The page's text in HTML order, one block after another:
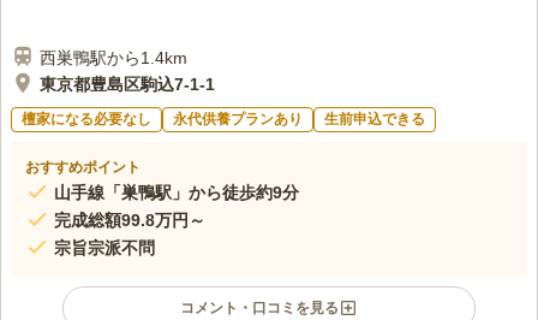
西巣鴨駅から1.4km
東京都豊島区駒込7-1-1
檀家になる必要なし 永代供養プランあり 生前申込できる
おすすめポイント
山手線「巣鴨駅」から徒歩約9分
完成総額99.8万円～
宗旨宗派不問
コメント・口コミを見る